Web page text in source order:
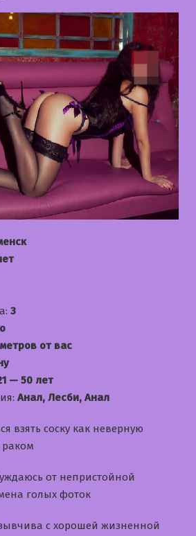
3
от вас
— 50 лет
Анал, Лесби, Анал
взять соску как неверную
раком
от непристойной
голых фоток
с хорошей жизненной